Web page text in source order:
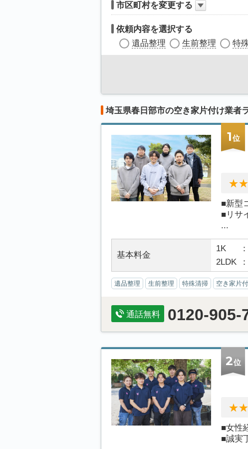
市区町村を変更する
依頼内容を選択する
遺品整理
生前整理 特
埼玉県春日部市の空き家片付け業者
1位
■新型
■リサ
...
基本料金
1K
2LDK
遺品整理 生前整理 特殊清掃 空き家片
通話無料 0120-905-
2位
■女性
■誠実